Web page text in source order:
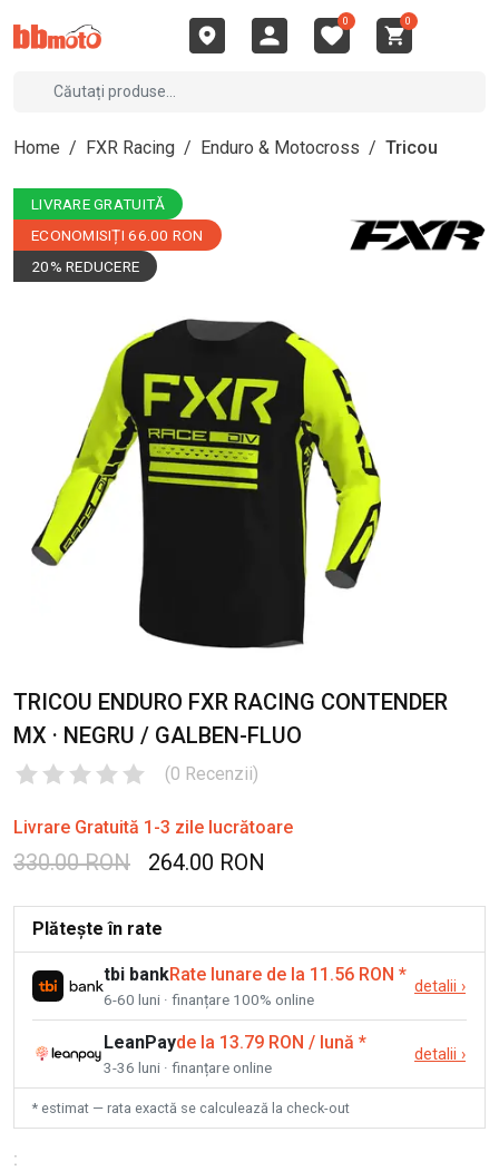
0 0
Home / FXR Racing / Enduro & Motocross / Tricou
LIVRARE GRATUITĂ
ECONOMISIȚI 66.00 RON
20% REDUCERE
TRICOU ENDURO FXR RACING CONTENDER
MX · NEGRU / GALBEN-FLUO
(0 Recenzii)
Livrare Gratuită 1-3 zile lucrătoare
330.00 RON 264.00 RON
Plătește în rate
tbi bankRate lunare de la 11.56 RON *
6-60 luni · finanțare 100% online
detalii ›
LeanPayde la 13.79 RON / lună *
3-36 luni · finanțare online
detalii ›
* estimat — rata exactă se calculează la check-out
: